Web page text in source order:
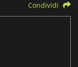
Condividi